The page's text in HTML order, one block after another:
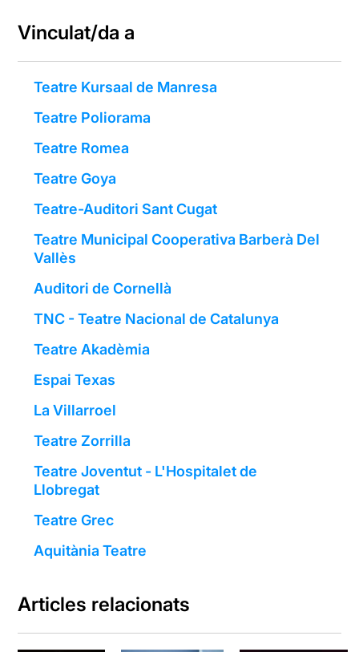
Vinculat/da a
Teatre Kursaal de Manresa
Teatre Poliorama
Teatre Romea
Teatre Goya
Teatre-Auditori Sant Cugat
Teatre Municipal Cooperativa Barberà Del
Vallès
Auditori de Cornellà
TNC - Teatre Nacional de Catalunya
Teatre Akadèmia
Espai Texas
La Villarroel
Teatre Zorrilla
Teatre Joventut - L'Hospitalet de
Llobregat
Teatre Grec
Aquitània Teatre
Articles relacionats